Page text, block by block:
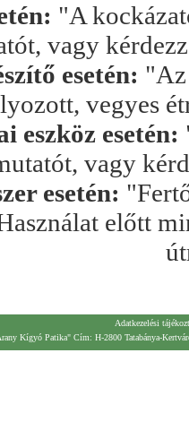
"A
vagy
esetén: "Az
vegyes
eszköz esetén:
vagy
esetén:
előtt
Adatkezelési
Kígyó Patika" Cím: H-2800 Tatabánya-